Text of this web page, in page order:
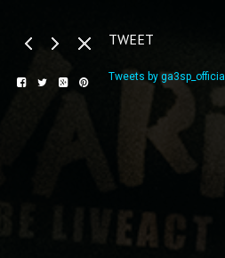
TWEET
Tweets by ga3sp_official